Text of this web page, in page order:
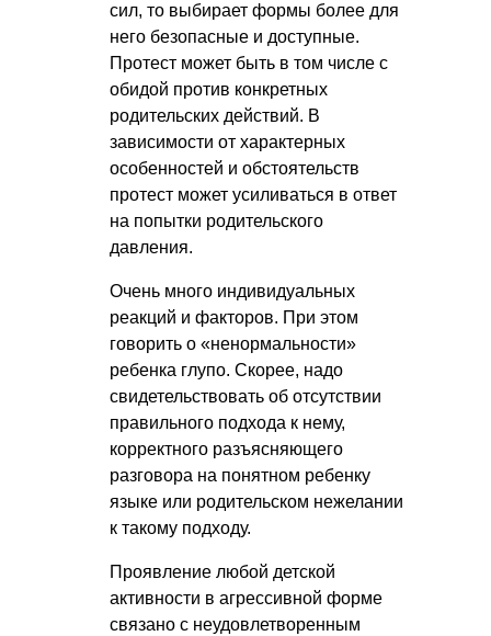
сил, то выбирает формы более для
него безопасные и доступные.
Протест может быть в том числе с
обидой против конкретных
родительских действий. В
зависимости от характерных
особенностей и обстоятельств
протест может усиливаться в ответ
на попытки родительского
давления.
Очень много индивидуальных
реакций и факторов. При этом
говорить о «ненормальности»
ребенка глупо. Скорее, надо
свидетельствовать об отсутствии
правильного подхода к нему,
корректного разъясняющего
разговора на понятном ребенку
языке или родительском нежелании
к такому подходу.
Проявление любой детской
активности в агрессивной форме
связано с неудовлетворенным